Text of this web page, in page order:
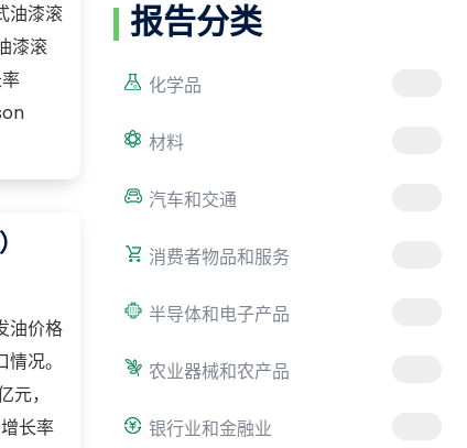
油漆滚
漆滚
油价格
况。
，
长率
报告分类
化学品
材料
汽车和交通
消费者物品和服务
半导体和电子产品
农业器械和农产品
银行业和金融业